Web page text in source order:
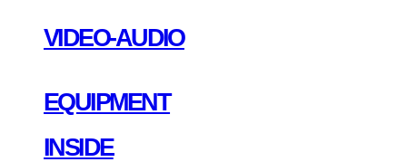
VIDEO-AUDIO
EQUIPMENT
INSIDE